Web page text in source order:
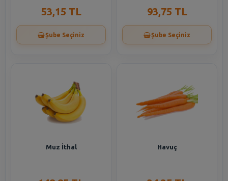
53,15 TL
Şube Seçiniz
93,75 TL
Şube Seçiniz
Muz İthal Havuç